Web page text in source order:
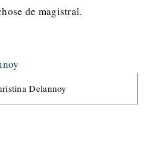
de magistral.
Delannoy